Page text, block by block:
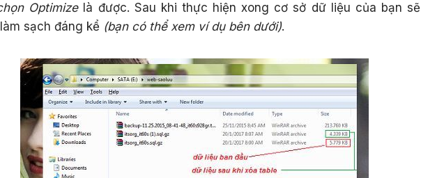
Optimizelà được. Sau khi thực hiện xong cơ sở dữ liệu của bạn sẽ
sạch đáng kể (bạn có thể xem ví dụ bên dưới).